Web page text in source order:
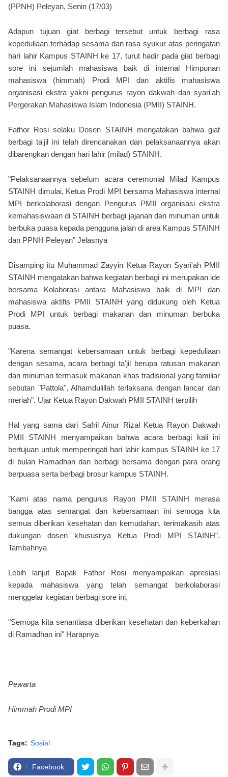
(PPNH) Peleyan, Senin (17/03)
Adapun tujuan giat berbagi tersebut untuk berbagi rasa
kepeduliaan terhadap sesama dan rasa syukur atas peringatan
hari lahir Kampus STAINH ke 17, turut hadir pada giat berbagi
sore ini sejumlah mahasiswa baik di internal Himpunan
mahasiswa (himmah) Prodi MPI dan aktifis mahasiswa
organisasi ekstra yakni pengurus rayon dakwah dan syari'ah
Pergerakan Mahasiswa Islam Indonesia (PMII) STAINH.
Fathor Rosi selaku Dosen STAINH mengatakan bahwa giat
berbagi ta'jil ini telah direncanakan dan pelaksanaannya akan
dibarengkan dengan hari lahir (milad) STAINH.
"Pelaksanaannya sebelum acara ceremonial Milad Kampus
STAINH dimulai, Ketua Prodi MPI bersama Mahasiswa internal
MPI berkolaborasi dengan Pengurus PMII organisasi ekstra
kemahasiswaan di STAINH berbagi jajanan dan minuman untuk
berbuka puasa kepada pengguna jalan di area Kampus STAINH
dan PPNH Peleyan" Jelasnya
Disamping itu Muhammad Zayyin Ketua Rayon Syari'ah PMII
STAINH mengatakan bahwa kegiatan berbagi ini merupakan ide
bersama Kolaborasi antara Mahasiswa baik di MPI dan
mahasiswa aktifis PMII STAINH yang didukung oleh Ketua
Prodi MPI untuk berbagi makanan dan minuman berbuka
puasa.
"Karena semangat kebersamaan untuk berbagi kepeduliaan
dengan sesama, acara berbagi ta'jil berupa ratusan makanan
dan minuman termasuk makanan khas tradisional yang familiar
sebutan "Pattola", Alhamdulillah terlaksana dengan lancar dan
meriah". Ujar Ketua Rayon Dakwah PMII STAINH terpilih
Hal yang sama dari Safril Ainur Rizal Ketua Rayon Dakwah
PMII STAINH menyampaikan bahwa acara berbagi kali ini
bertujuan untuk memperingati hari lahir kampus STAINH ke 17
di bulan Ramadhan dan berbagi bersama dengan para orang
berpuasa serta berbagi brosur kampus STAINH.
"Kami atas nama pengurus Rayon PMII STAINH merasa
bangga atas semangat dan kebersamaan ini semoga kita
semua diberikan kesehatan dan kemudahan, terimakasih atas
dukungan dosen khususnya Ketua Prodi MPI STAINH".
Tambahnya
Lebih lanjut Bapak Fathor Rosi menyampaikan apresiasi
kepada mahasiswa yang telah semangat berkolaborasi
menggelar kegiatan berbagi sore ini,
"Semoga kita senantiasa diberikan kesehatan dan keberkahan
di Ramadhan ini" Harapnya
Pewarta
Himmah Prodi MPI
Tags: Sosial
Facebook